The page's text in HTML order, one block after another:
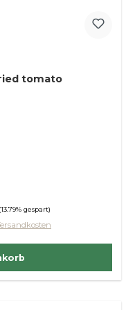
Sun dried tomato
(13.79% gespart)